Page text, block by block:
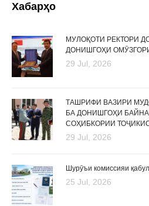
Хабарҳо
МУЛОҚОТИ РЕКТОРИ
ДОНИШГОҲИ
29 Jul, 2026
ТАШРИФИ ВАЗИРИ
БА ДОНИШГОҲИ
СОҲИБКОРИИ
29 Jul, 2026
Шурӯъи комиссияи
25 Jul, 2026